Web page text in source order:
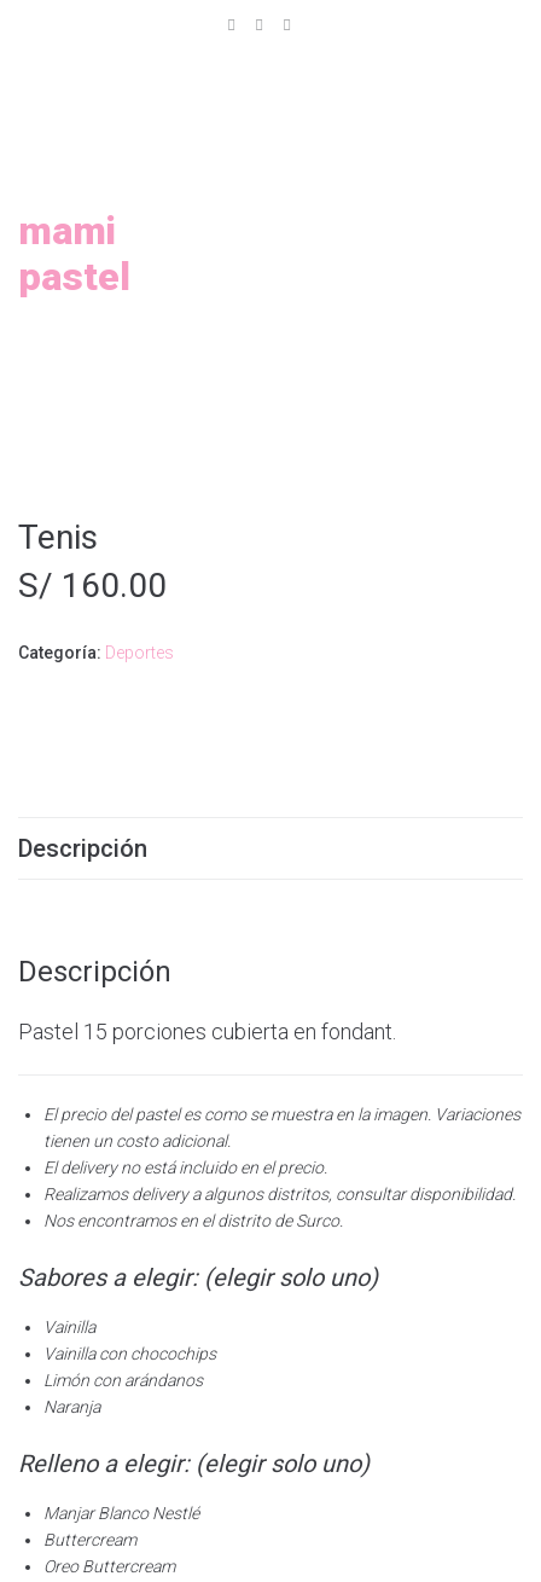
mami
pastel
Tenis
S/ 160.00
Categoría: Deportes
Descripción
Descripción
Pastel 15 porciones cubierta en fondant.
El precio del pastel es como se muestra en la imagen. Variaciones
tienen un costo adicional.
El delivery no está incluido en el precio.
Realizamos delivery a algunos distritos, consultar disponibilidad.
Nos encontramos en el distrito de Surco.
Sabores a elegir: (elegir solo uno)
Vainilla
Vainilla con chocochips
Limón con arándanos
Naranja
Relleno a elegir: (elegir solo uno)
Manjar Blanco Nestlé
Buttercream
Oreo Buttercream